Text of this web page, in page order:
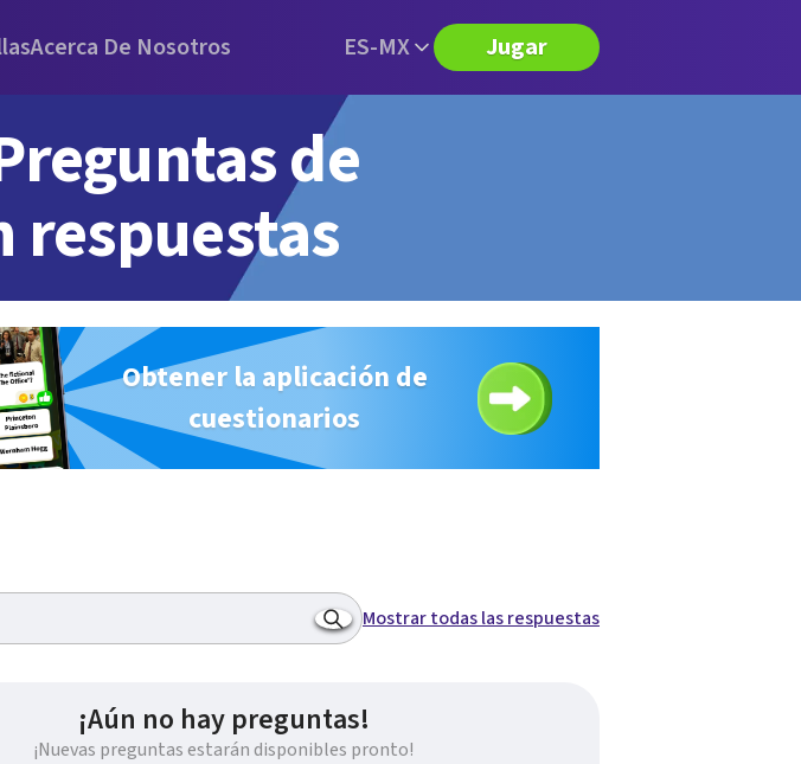
Acerca De Nosotros ES-MX Jugar
de
respuestas
Obtener la aplicación de
cuestionarios
Mostrar todas las respuestas
¡Aún no hay preguntas!
¡Nuevas preguntas estarán disponibles pronto!